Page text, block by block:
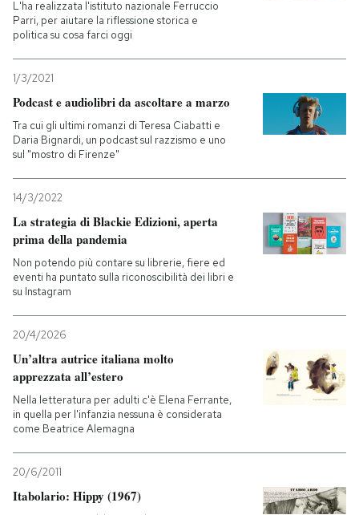
L'ha realizzata l'istituto nazionale Ferruccio
Parri, per aiutare la riflessione storica e
politica su cosa farci oggi
1/3/2021
Podcast e audiolibri da ascoltare a marzo
Tra cui gli ultimi romanzi di Teresa Ciabatti e
Daria Bignardi, un podcast sul razzismo e uno
sul "mostro di Firenze"
14/3/2022
La strategia di Blackie Edizioni, aperta
prima della pandemia
Non potendo più contare su librerie, fiere ed
eventi ha puntato sulla riconoscibilità dei libri e
su Instagram
20/4/2026
Un’altra autrice italiana molto
apprezzata all’estero
Nella letteratura per adulti c'è Elena Ferrante,
in quella per l'infanzia nessuna è considerata
come Beatrice Alemagna
20/6/2011
Itabolario: Hippy (1967)